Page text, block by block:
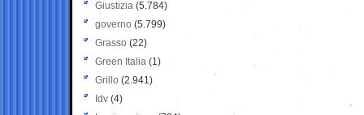
Giustizia (5.784)
governo (5.799)
Grasso (22)
Green Italia (1)
Grillo (2.941)
Idv (4)